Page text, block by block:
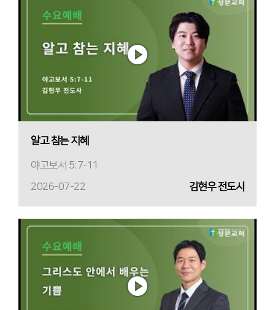
알고 참는 지혜
야고보서 5:7-11
2026-07-22
김현우 전도사